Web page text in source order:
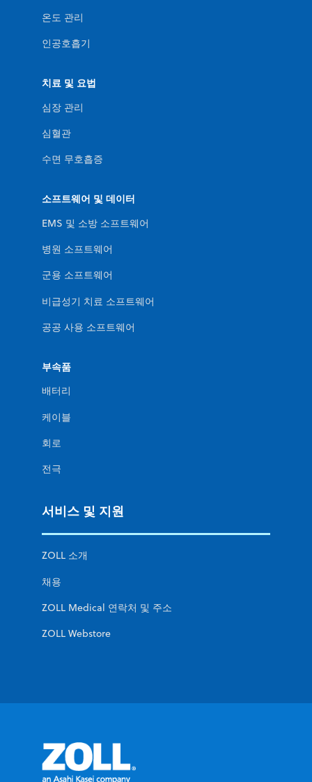
온도 관리
인공호흡기
치료 및 요법
심장 관리
심혈관
수면 무호흡증
소프트웨어 및 데이터
EMS 및 소방 소프트웨어
병원 소프트웨어
군용 소프트웨어
비급성기 치료 소프트웨어
공공 사용 소프트웨어
부속품
배터리
케이블
회로
전극
서비스 및 지원
ZOLL 소개
채용
ZOLL Medical 연락처 및 주소
ZOLL Webstore